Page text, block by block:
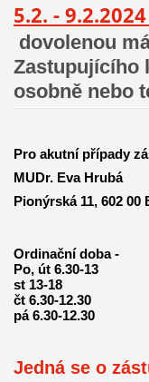
5.2. - 9.2.2024
dovolenou
Zastupujícího
osobně nebo
Pro akutní případy
MUDr. Eva Hrubá
Pionýrská 11, 602 00
Ordinační doba -
Po, út 6.30-13
st 13-18
čt 6.30-12.30
pá 6.30-12.30
Jedná se o